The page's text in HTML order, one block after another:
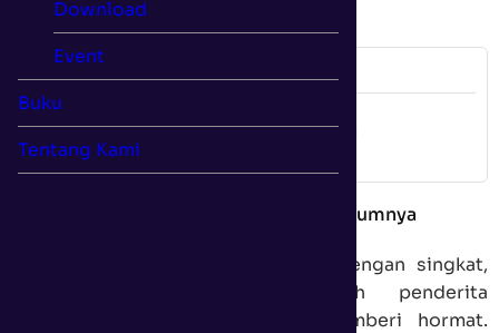
e-Konsel 080 - Merawat Orang Sakit
Bimbingan kepada penderita pada umumnya
Pergunakanlah waktu berkunjung dengan singkat,
tepat, serta sopan. Biarkanlah penderita
mengulurkan tangannya untuk memberi hormat.